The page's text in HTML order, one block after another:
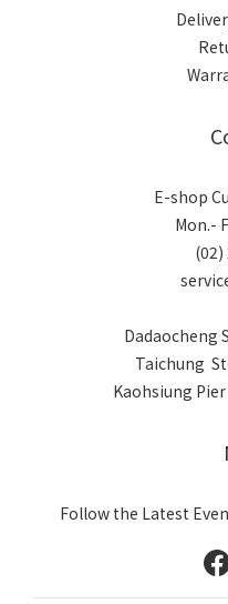
E-shop
Mon.-
(02)
Dadaocheng
Taichung
Kaohsiung
Follow the Latest